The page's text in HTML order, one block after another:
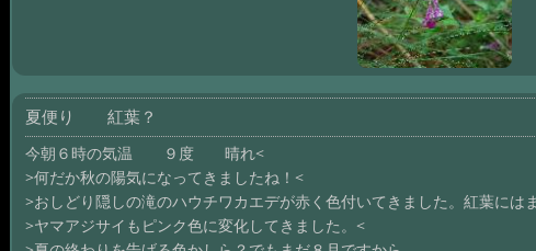
夏便り 紅葉？
今朝６時の気温 ９度 晴れ<
>何だか秋の陽気になってきましたね！<
>おしどり隠しの滝のハウチワカエデが赤く色付いてきました。紅葉には
>ヤマアジサイもピンク色に変化してきました。<